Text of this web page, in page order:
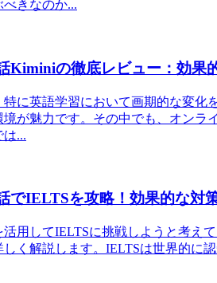
きなのか...
Kiminiの徹底レビュー：効果
に英語学習において画期的な変
境が魅力です。その中でも、オン
...
でIELTSを攻略！効果的な対
用してIELTSに挑戦しようと考え
しく解説します。IELTSは世界的に